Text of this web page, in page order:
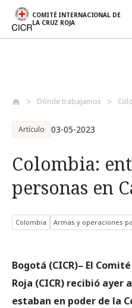
COMITÉ INTERNACIONAL DE
LA CRUZ ROJA
Dónde trabajamos
Artículo 03-05-2023
Colombia:
personas en
Colombia Armas y operaciones
Bogotá (CICR)– El
Roja (CICR) recibió ayer
estaban en poder de la